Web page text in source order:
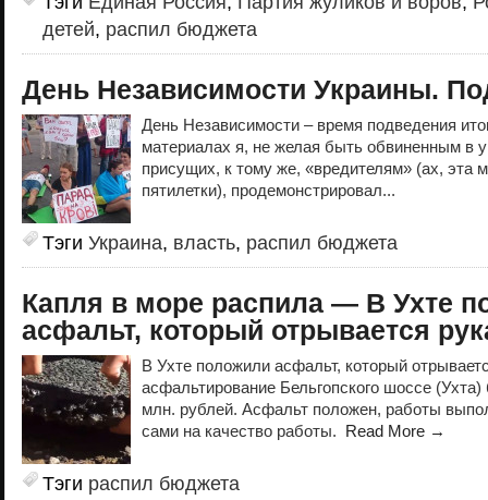
детей, распил бюджета
День Независимости Украины.
День Независимости – время подведения
материалах я, не желая быть обвиненным в
присущих, к тому же, «вредителям» (ах, эта
пятилетки), продемонстрировал...
Тэги Украина, власть, распил бюджета
Капля в море распила — В Ухте
асфальт, который отрывается
В Ухте положили асфальт, который
асфальтирование Бельгопского шоссе
млн. рублей. Асфальт положен, работы
сами на качество работы. Read More →
Тэги распил бюджета